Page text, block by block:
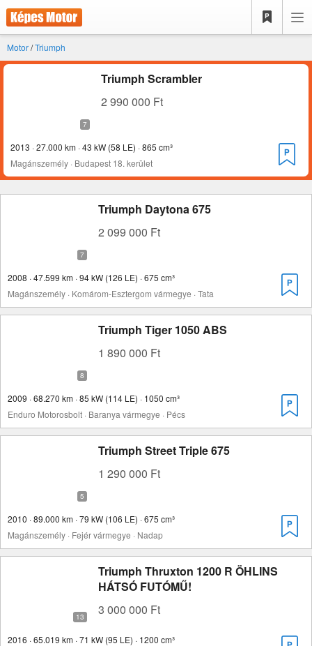
Motor/Triumph
Triumph Scrambler
2 990 000 Ft
2013 · 27.000 km · 43 kW (58 LE) · 865 cm³
Magánszemély · Budapest 18. kerület
Triumph Daytona 675
2 099 000 Ft
2008 · 47.599 km · 94 kW (126 LE) · 675 cm³
Magánszemély · Komárom-Esztergom vármegye · Tata
Triumph Tiger 1050 ABS
1 890 000 Ft
2009 · 68.270 km · 85 kW (114 LE) · 1050 cm³
Enduro Motorosbolt · Baranya vármegye · Pécs
Triumph Street Triple 675
1 290 000 Ft
2010 · 89.000 km · 79 kW (106 LE) · 675 cm³
Magánszemély · Fejér vármegye · Nadap
Triumph Thruxton 1200 R ÖHLINS
HÁTSÓ FUTÓMŰ!
3 000 000 Ft
2016 · 65.019 km · 71 kW (95 LE) · 1200 cm³